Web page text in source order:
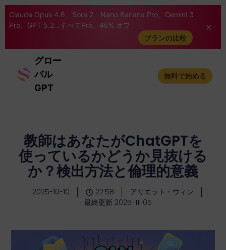
Claude Opus 4.6、Sora 2、Nano Banana Pro、Gemini 3
Pro、GPT 5.2...すべてPro。46% オフ
プランの比較
グロー
バル
GPT
無料で始める
教師はあなたがChatGPTを
使っているかどうか見抜ける
か？検出方法と倫理的意義
2025-10-10 22:58
アリエット・ウィン
最終更新 2025-11-05